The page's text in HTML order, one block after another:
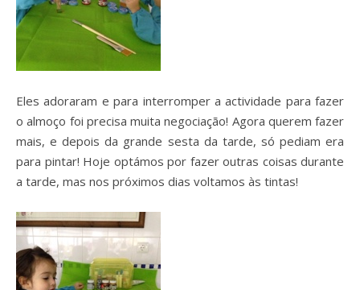
Eles adoraram e para interromper a actividade para fazer
o almoço foi precisa muita negociação! Agora querem fazer
mais, e depois da grande sesta da tarde, só pediam era
para pintar! Hoje optámos por fazer outras coisas durante
a tarde, mas nos próximos dias voltamos às tintas!